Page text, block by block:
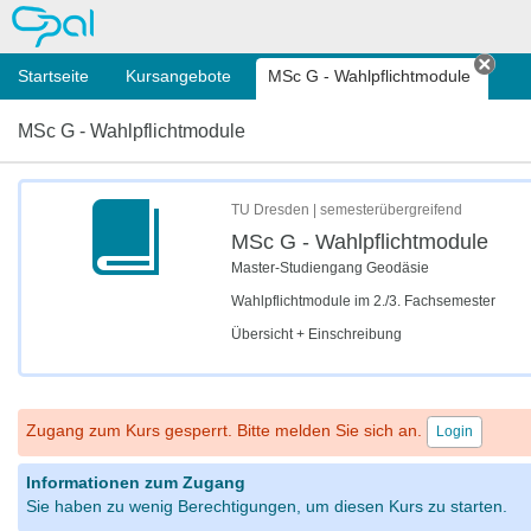
OPAL
Startseite Kursangebote MSc G - Wahlpflichtmodule
Tab
MSc G - Wahlpflichtmodule
TU Dresden | semesterübergreifend
MSc G - Wahlpflichtmodule
Master-Studiengang Geodäsie
Wahlpflichtmodule im 2./3. Fachsemester
Übersicht + Einschreibung
Zugang zum Kurs gesperrt. Bitte melden Sie sich an. Login
Informationen zum Zugang
Sie haben zu wenig Berechtigungen, um diesen Kurs zu starten.